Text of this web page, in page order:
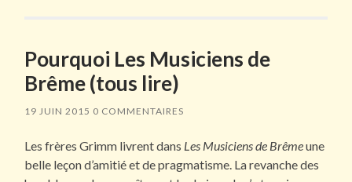
Pourquoi Les Musiciens de
Brême (tous lire)
19 JUIN 2015 0 COMMENTAIRES
Les frères Grimm livrent dans Les Musiciens de Brêmeune
belle leçon d’amitié et de pragmatisme. La revanche des